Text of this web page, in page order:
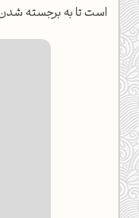
رنگ مکمل
تمام ابزارها
است تا به برجسته